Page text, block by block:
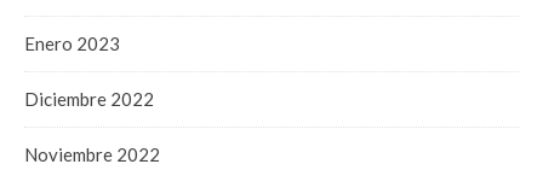
Enero 2023
Diciembre 2022
Noviembre 2022